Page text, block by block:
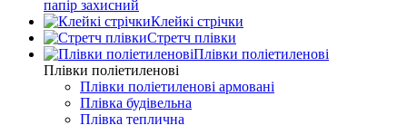
папір захисний
Клейкі стрічки
Стретч плівки
Плівки поліетиленові
Плівки поліетиленові
Плівки поліетиленові армовані
Плівка будівельна
Плівка теплична